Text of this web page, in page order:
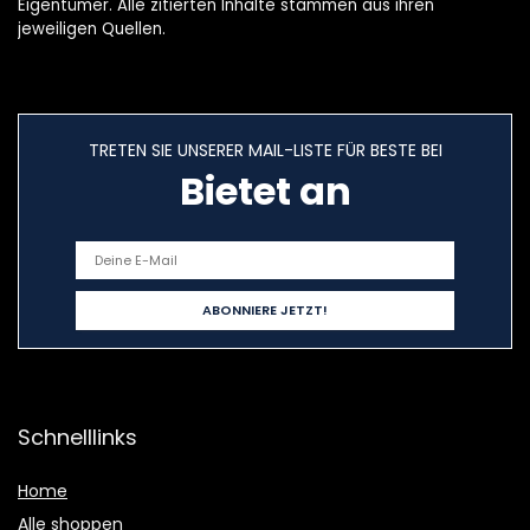
Eigentümer. Alle zitierten Inhalte stammen aus ihren
jeweiligen Quellen.
TRETEN SIE UNSERER MAIL-LISTE FÜR BESTE BEI
Bietet an
Schnelllinks
Home
Alle shoppen